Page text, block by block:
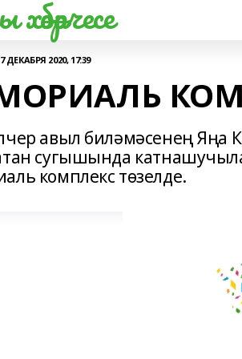
ДЕКАБРЯ 2020, 17:39
авыл биләмәсенең Яңа
сугышында
комплекс төзелде.